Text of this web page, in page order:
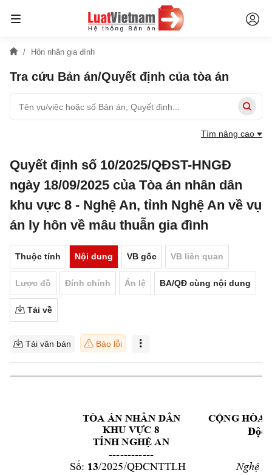
Hôn nhân gia đình
Tra cứu Bản án/Quyết định của tòa án
Tìm nâng cao
Quyết định số 10/2025/QĐST-HNGĐ
ngày 18/09/2025 của Tòa án nhân dân
khu vực 8 - Nghệ An, tỉnh Nghệ An về vụ
án ly hôn về mâu thuẫn gia đình
Thuộc tính Nội dung VB gốc VB liên quan
Lược đồ Đính chính Án lệ BA/QĐ cùng nội dung
Tải về
Tải văn bản Báo lỗi
TÒA ÁN NHÂN DÂN
KHU VỰC 8
TỈNH NGHỆ AN
------------
CỘNG HÒA
Độc
Số: 13/2025/QĐCNTTLH Nghệ